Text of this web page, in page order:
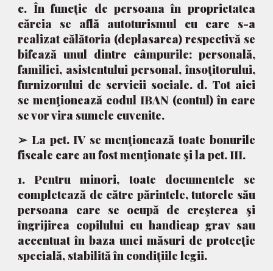
c. În funcţie de persoana în proprietatea
căreia se află autoturismul cu care s-a
realizat călătoria (deplasarea) respectivă se
bifează unul dintre câmpurile: personală,
familiei, asistentului personal, însoţitorului,
furnizorului de servicii sociale. d. Tot aici
se menţionează codul IBAN (contul) în care
se vor vira sumele cuvenite.
➢ La pct. IV se menţionează toate bonurile
fiscale care au fost menţionate şi la pct. III.
1. Pentru minori, toate documentele se
completează de către părintele, tutorele său
persoana care se ocupă de creşterea şi
îngrijirea copilului cu handicap grav sau
accentuat în baza unei măsuri de protecţie
specială, stabilită în condiţiile legii.